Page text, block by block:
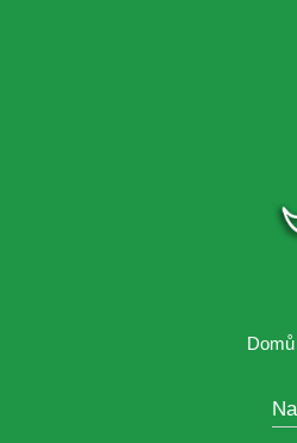
Domů